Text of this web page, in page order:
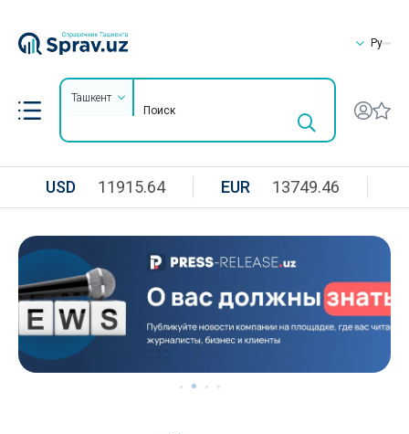
Ру
Ташкент
USD 11915.64 EUR 13749.46